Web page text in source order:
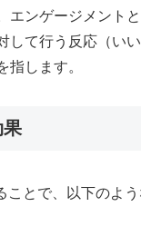
エンゲージメント
して行う反応（い
指します。
ことで、以下のよ